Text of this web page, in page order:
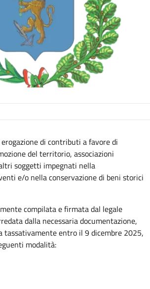
di contributi a favore di
del territorio, associazioni
soggetti impegnati nella
e/o nella conservazione di beni storici
compilata e firmata dal legale
dalla necessaria documentazione,
tassativamente entro il 9 dicembre 2025,
modalità: